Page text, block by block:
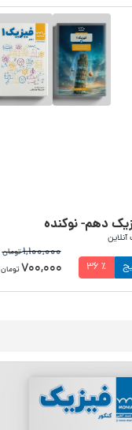
دهم- نوکنده
36 ٪
1,100,000تومان
700,000تومان